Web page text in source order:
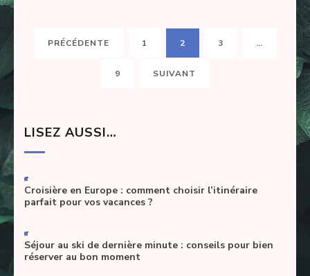
Navigation
PRÉCÉDENTE PAGE
1 PAGE
2 PAGE
3 …
PAGE
9 SUIVANT
LISEZ AUSSI…
-
Croisière en Europe : comment choisir l’itinéraire
parfait pour vos vacances ?
-
Séjour au ski de dernière minute : conseils pour bien
réserver au bon moment